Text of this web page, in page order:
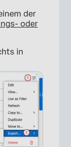
der
oder
in